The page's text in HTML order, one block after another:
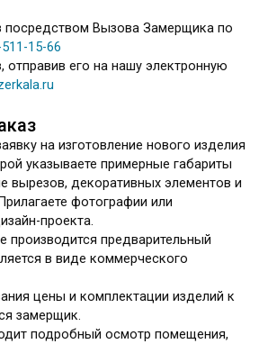
посредством Вызова Замерщика по
15-66
отправив его на нашу электронную
на изготовление нового изделия
указываете примерные габариты
вырезов, декоративных элементов и
фотографии или
проекта.
производится предварительный
в виде коммерческого
цены и комплектации изделий к
замерщик.
подробный осмотр помещения,